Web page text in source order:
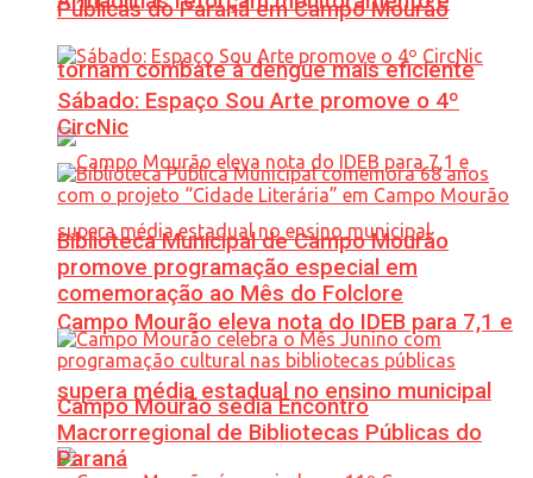
tornam combate à dengue mais eficiente
Campo Mourão eleva nota do IDEB para 7,1 e
supera média estadual no ensino municipal
Públicas do Paraná em Campo Mourão
Sábado: Espaço Sou Arte promove o 4º
CircNic
Biblioteca Municipal de Campo Mourão
promove programação especial em
comemoração ao Mês do Folclore
Campo Mourão sedia Encontro
Macrorregional de Bibliotecas Públicas do
Paraná